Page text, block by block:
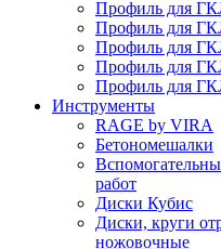
Профиль для
Профиль для
Профиль для
Профиль для
Профиль для
Инструменты
RAGE by VIRA
Бетономешалки
работ
Диски Кубис
Диски, круги
ножовочные